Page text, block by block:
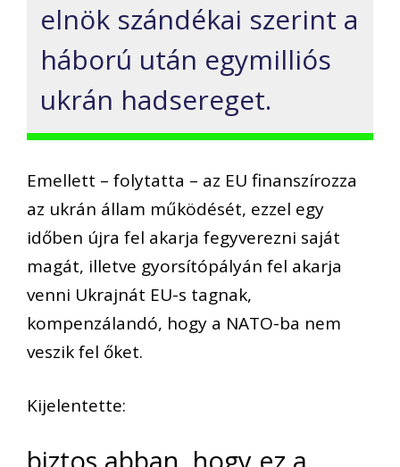
elnök szándékai szerint a
háború után egymilliós
ukrán hadsereget.
Emellett – folytatta – az EU finanszírozza
az ukrán állam működését, ezzel egy
időben újra fel akarja fegyverezni saját
magát, illetve gyorsítópályán fel akarja
venni Ukrajnát EU-s tagnak,
kompenzálandó, hogy a NATO-ba nem
veszik fel őket.
Kijelentette:
biztos abban, hogy ez a